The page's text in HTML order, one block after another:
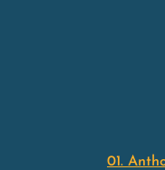
01.